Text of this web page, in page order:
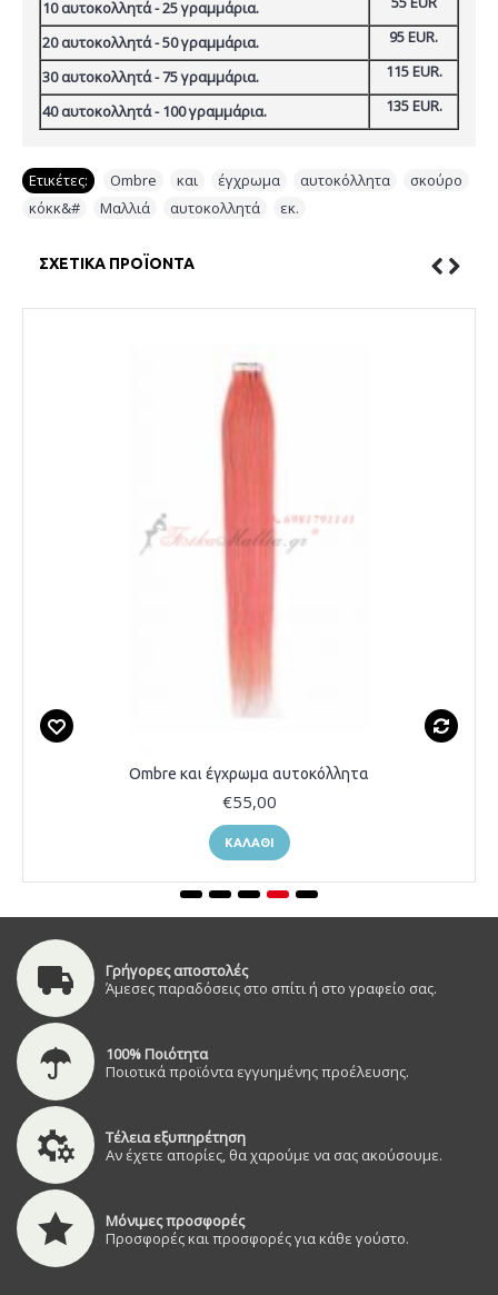
10 αυτοκολλητά -25γραμμάρια.
20 αυτοκολλητά -50γραμμάρια.
95 EUR.
30 αυτοκολλητά -75γραμμάρια.
115 EUR.
40 αυτοκολλητά -100γραμμάρια. 135 EUR.
Ετικέτες: Ombre και έγχρωμα αυτοκόλλητα σκούρο
κόκκ&#
Μαλλιά αυτοκολλητά εκ.
ΣΧΕΤΙΚΆ ΠΡΟΪΌΝΤΑ
Ombre και έγχρωμα αυτοκόλλητα
€55,00
ΚΑΛΆΘΙ
Γρήγορες αποστολές
Άμεσες παραδόσεις στο σπίτι ή στο γραφείο σας.
100% Ποιότητα
Ποιοτικά προϊόντα εγγυημένης προέλευσης.
Τέλεια εξυπηρέτηση
Αν έχετε απορίες, θα χαρούμε να σας ακούσουμε.
Μόνιμες προσφορές
Προσφορές και προσφορές για κάθε γούστο.